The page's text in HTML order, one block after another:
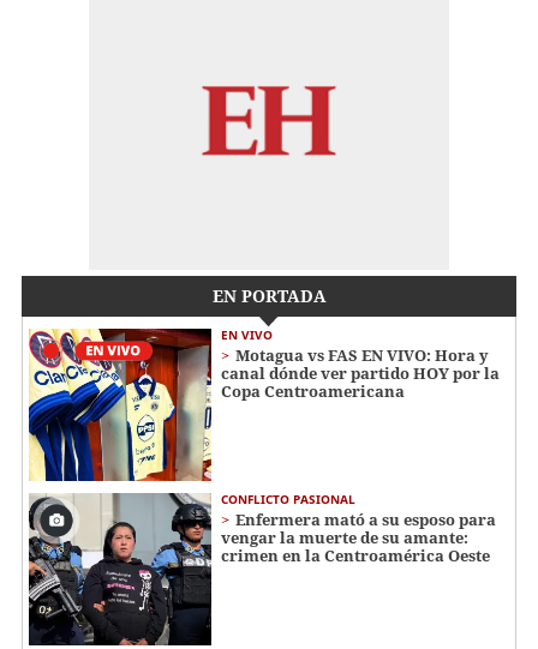
EN PORTADA
EN VIVO
Motagua vs FAS EN VIVO: Hora y
canal dónde ver partido HOY por la
Copa Centroamericana
CONFLICTO PASIONAL
Enfermera mató a su esposo para
vengar la muerte de su amante:
crimen en la Centroamérica Oeste